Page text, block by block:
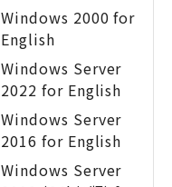
Windows 2000 for
English
Windows Server
2022 for English
Windows Server
2016 for English
Windows Server